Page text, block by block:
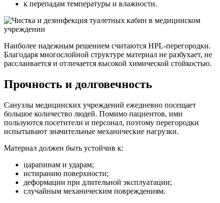
к перепадам температуры и влажности.
Наиболее надежным решением считаются HPL-перегородки.
Благодаря многослойной структуре материал не разбухает, не
расслаивается и отличается высокой химической стойкостью.
Прочность и долговечность
Санузлы медицинских учреждений ежедневно посещает
большое количество людей. Помимо пациентов, ими
пользуются посетители и персонал, поэтому перегородки
испытывают значительные механические нагрузки.
Материал должен быть устойчив к:
царапинам и ударам;
истиранию поверхности;
деформации при длительной эксплуатации;
случайным механическим повреждениям.